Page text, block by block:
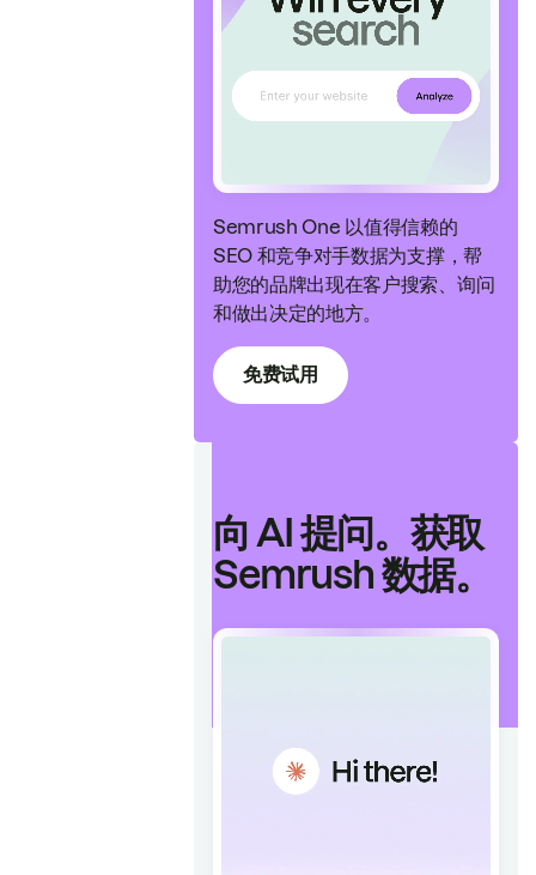
Semrush One 以值得信赖的
SEO 和竞争对手数据为支撑，帮
助您的品牌出现在客户搜索、询问
和做出决定的地方。
免费试用
向 AI 提问。获取
Semrush 数据。